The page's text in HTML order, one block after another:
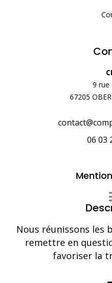
9 rue
67205
06 03
Nous réunissons les
remettre en
favoriser la